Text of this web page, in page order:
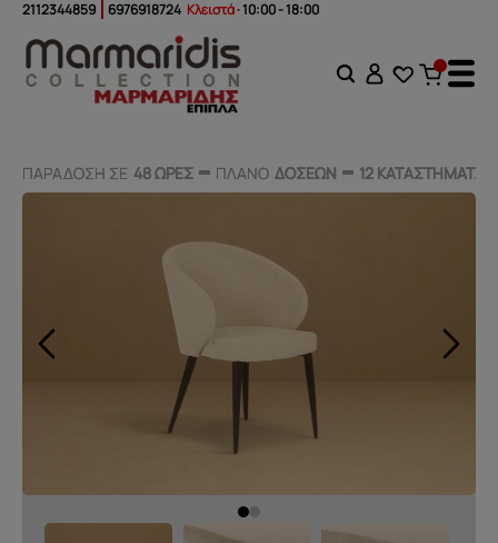
2112344859 6976918724 Κλειστά· 10:00 - 18:00
ΠΑΡΑΔΟΣΗ ΣΕ 48 ΩΡΕΣ ΠΛΑΝΟ ΔΟΣΕΩΝ 12 ΚΑΤΑΣΤΗΜΑΤΑ
ΠΑΡΑΔΟΣΗ ΣΕ 48 ΩΡΕΣ ΠΛΑΝΟ ΔΟΣΕΩΝ 12 ΚΑΤΑΣΤΗΜΑΤΑ